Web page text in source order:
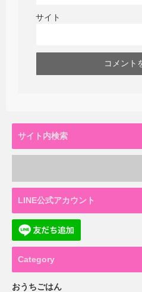
サイト
サイト内検索
LINE公式アカウント
Category
おうちごはん